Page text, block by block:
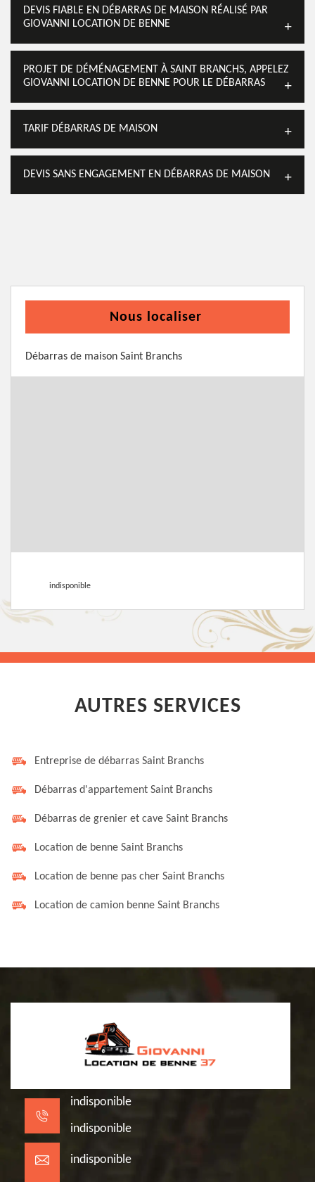
DEVIS FIABLE EN DÉBARRAS DE MAISON RÉALISÉ PAR
GIOVANNI LOCATION DE BENNE
PROJET DE DÉMÉNAGEMENT À SAINT BRANCHS, APPELEZ
GIOVANNI LOCATION DE BENNE POUR LE DÉBARRAS
TARIF DÉBARRAS DE MAISON
DEVIS SANS ENGAGEMENT EN DÉBARRAS DE MAISON
Nous localiser
Débarras de maison Saint Branchs
indisponible
AUTRES SERVICES
Entreprise de débarras Saint Branchs
Débarras d'appartement Saint Branchs
Débarras de grenier et cave Saint Branchs
Location de benne Saint Branchs
Location de benne pas cher Saint Branchs
Location de camion benne Saint Branchs
indisponible
indisponible
indisponible